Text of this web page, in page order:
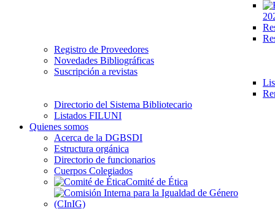
Registro de Proveedores
Novedades Bibliográficas
Suscripción a revistas
Directorio del Sistema Bibliotecario
Listados FILUNI
Quienes somos
Acerca de la DGBSDI
Estructura orgánica
Directorio de funcionarios
Cuerpos Colegiados
Comité de Ética